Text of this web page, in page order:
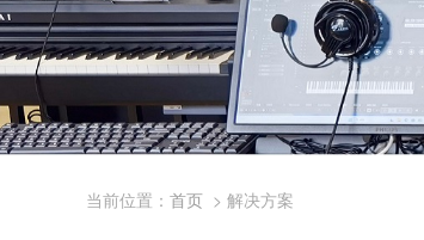
当前位置： 首页 > 解决方案